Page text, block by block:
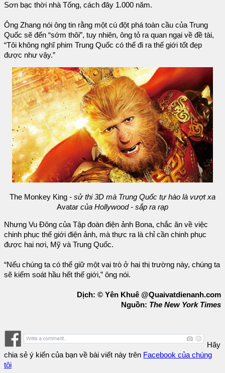
Sơn bạc thời nhà Tống, cách đây 1.000 năm.
Ông Zhang nói ông tin rằng một cú đột phá toàn cầu của Trung
Quốc sẽ đến “sớm thôi”, tuy nhiên, ông tỏ ra quan ngại về đề tài,
“Tôi không nghĩ phim Trung Quốc có thể đi ra thế giới tốt đẹp
được như vậy.”
The Monkey King - sử thi 3D mà Trung Quốc tự hào là vượt xa
Avatar của Hollywood - sắp ra rạp
Nhưng Vu Đông của Tập đoàn điện ảnh Bona, chắc ăn về việc
chinh phục thế giới điện ảnh, mà thực ra là chỉ cần chinh phục
được hai nơi, Mỹ và Trung Quốc.
“Nếu chúng ta có thể giữ một vai trò ở hai thị trường này, chúng ta
sẽ kiểm soát hầu hết thế giới,” ông nói.
Dịch: © Yên Khuê @Quaivatdienanh.com
Nguồn: The New York Times
Hãy
chia sẻ ý kiến của bạn về bài viết này trên Facebook của chúng
tôi